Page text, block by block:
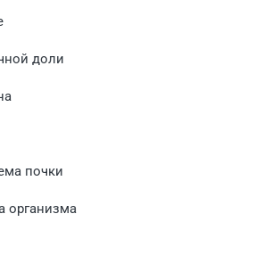
доли
почки
организма